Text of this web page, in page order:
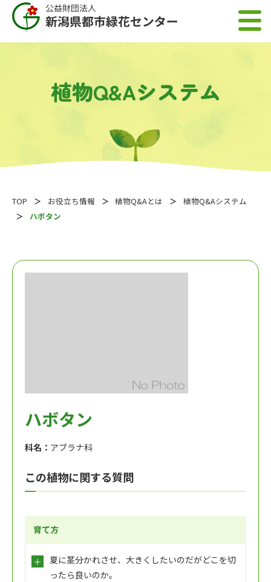
植物Q&Aシステム
TOP お役立ち情報 植物Q&Aとは
植物Q&Aシステム
ハボタン
ハボタン
科名： アブラナ科
この植物に関する質問
育て方
夏に茎分かれさせ、大きくしたいのだがどこを切
ったら良いのか。